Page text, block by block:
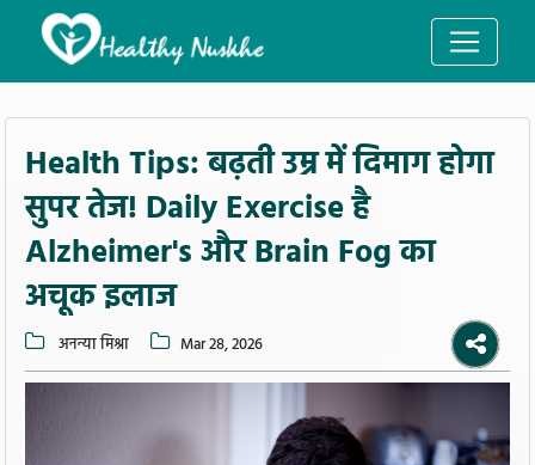
Health Tips: बढ़ती उम्र में दिमाग होगा
सुपर तेज! Daily Exercise है
Alzheimer's और Brain Fog का
अचूक इलाज
अनन्या मिश्रा Mar 28, 2026